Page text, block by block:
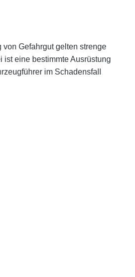
von Gefahrgut gelten strenge
ist eine bestimmte Ausrüstung
im Schadensfall